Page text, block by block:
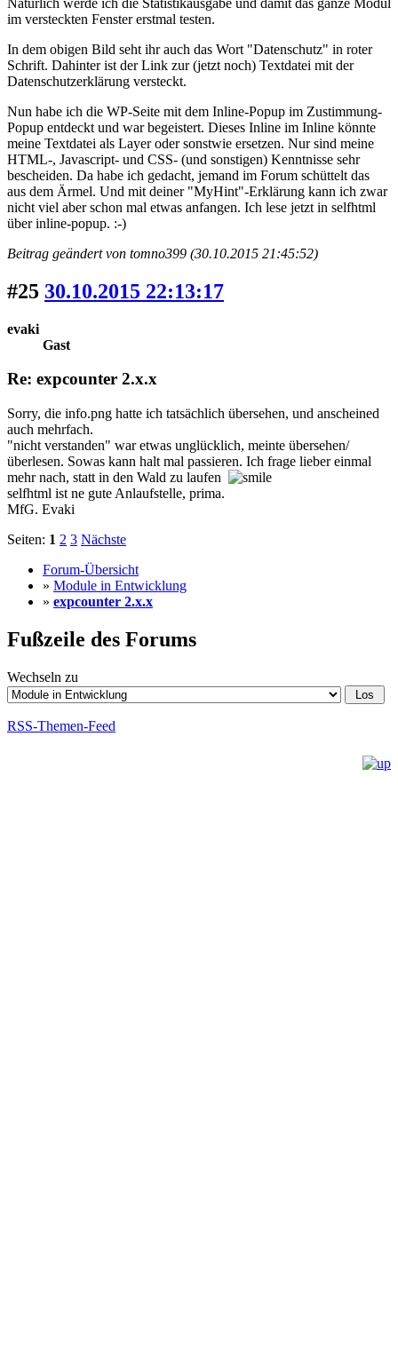
im versteckten Fenster erstmal testen.
In dem obigen Bild seht ihr auch das Wort "Datenschutz" in roter
Schrift. Dahinter ist der Link zur (jetzt noch) Textdatei mit der
Datenschutzerklärung versteckt.
Nun habe ich die WP-Seite mit dem Inline-Popup im Zustimmung-
Popup entdeckt und war begeistert. Dieses Inline im Inline könnte
meine Textdatei als Layer oder sonstwie ersetzen. Nur sind meine
HTML-, Javascript- und CSS- (und sonstigen) Kenntnisse sehr
bescheiden. Da habe ich gedacht, jemand im Forum schüttelt das
aus dem Ärmel. Und mit deiner "MyHint"-Erklärung kann ich zwar
nicht viel aber schon mal etwas anfangen. Ich lese jetzt in selfhtml
über inline-popup. :-)
Beitrag geändert von tomno399 (30.10.2015 21:45:52)
#25 30.10.2015 22:13:17
evaki
Gast
Re: expcounter 2.x.x
Sorry, die info.png hatte ich tatsächlich übersehen, und anscheined
auch mehrfach.
"nicht verstanden" war etwas unglücklich, meinte übersehen/
überlesen. Sowas kann halt mal passieren. Ich frage lieber einmal
mehr nach, statt in den Wald zu laufen
selfhtml ist ne gute Anlaufstelle, prima.
MfG. Evaki
Seiten: 1 2 3 Nächste
Forum-Übersicht
» Module in Entwicklung
» expcounter 2.x.x
Fußzeile des Forums
Wechseln zu
RSS-Themen-Feed